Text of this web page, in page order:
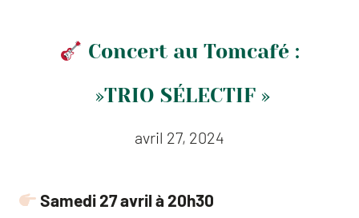
Concert au Tomcafé :
⁠ »TRIO SÉLECTIF »
avril 27, 2024
Samedi 27 avril à 20h30